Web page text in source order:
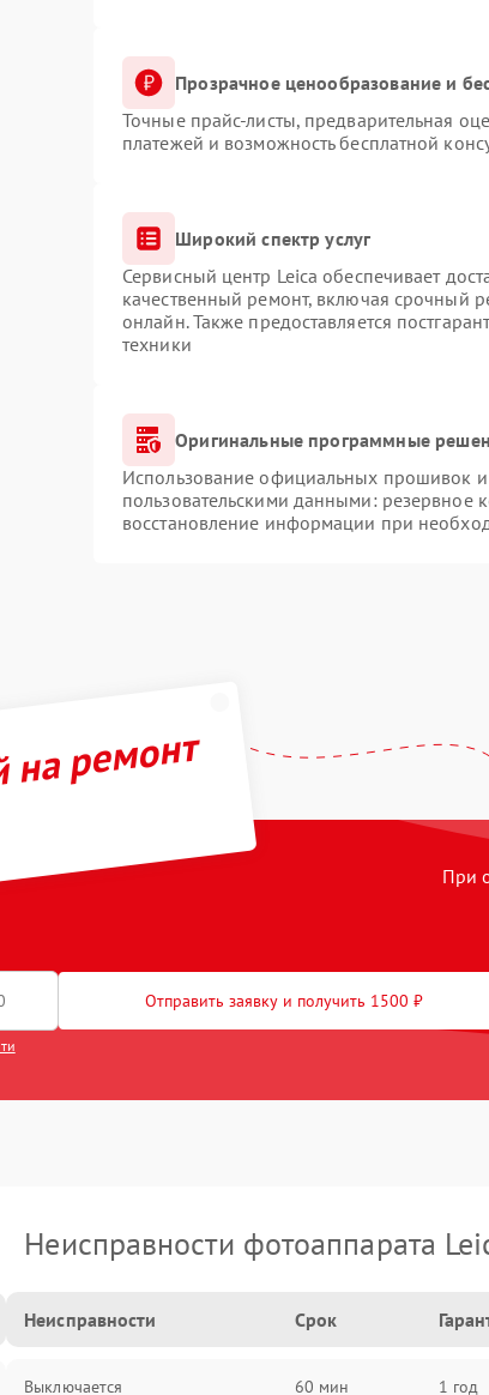
Прозрачное ценообразование и
Точные прайс-листы, предварительная
платежей и возможность бесплатной
Широкий спектр услуг
Сервисный центр Leica обеспечивает
качественный ремонт, включая срочный
онлайн. Также предоставляется
техники
Оригинальные программные
Использование официальных прошивок и
пользовательскими данными: резервное
восстановление информации при
ремонт
При
Отправить заявку и получить 1500 ₽
Неисправности фотоаппарата
Неисправности Срок
Выключается 60 мин 1 год